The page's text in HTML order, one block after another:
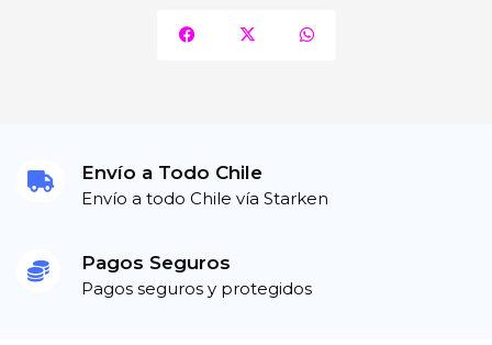
Envío a Todo Chile
Envío a todo Chile vía Starken
Pagos Seguros
Pagos seguros y protegidos